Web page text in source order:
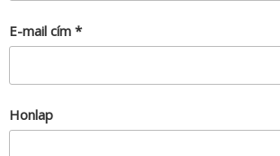
E-mail cím *
Honlap